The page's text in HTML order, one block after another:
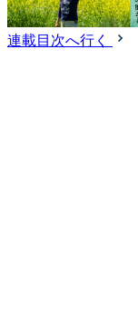
連載目次へ行く